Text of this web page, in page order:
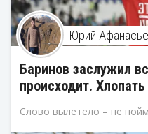
Юрий
Баринов заслужил
происходит.
Слово вылетело – не